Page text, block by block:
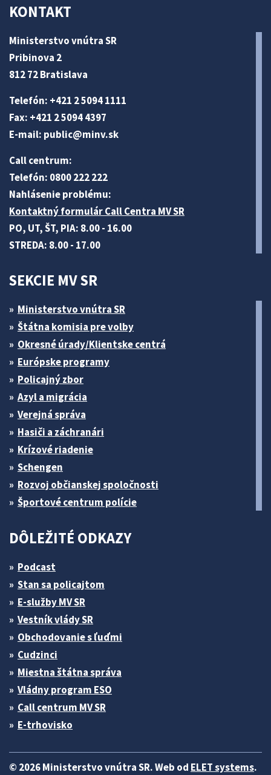
KONTAKT
Ministerstvo vnútra SR
Pribinova 2
812 72 Bratislava
Telefón: +421 2 5094 1111
Fax: +421 2 5094 4397
E-mail: public@minv.sk
Call centrum:
Telefón: 0800 222 222
Nahlásenie problému:
Kontaktný formulár Call Centra MV SR
PO, UT, ŠT, PIA: 8.00 - 16.00
STREDA: 8.00 - 17.00
SEKCIE MV SR
Ministerstvo vnútra SR
Štátna komisia pre volby
Okresné úrady/Klientske centrá
Európske programy
Policajný zbor
Azyl a migrácia
Verejná správa
Hasiči a záchranári
Krízové riadenie
Schengen
Rozvoj občianskej spoločnosti
Športové centrum polície
DÔLEŽITÉ ODKAZY
Podcast
Stan sa policajtom
E-služby MV SR
Vestník vlády SR
Obchodovanie s ľuďmi
Cudzinci
Miestna štátna správa
Vládny program ESO
Call centrum MV SR
E-trhovisko
© 2026 Ministerstvo vnútra SR. Web od ELET systems.